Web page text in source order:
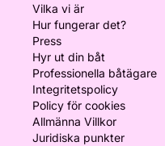
Vilka vi är
Hur fungerar det?
Press
Hyr ut din båt
Professionella båtägare
Integritetspolicy
Policy för cookies
Allmänna Villkor
Juridiska punkter